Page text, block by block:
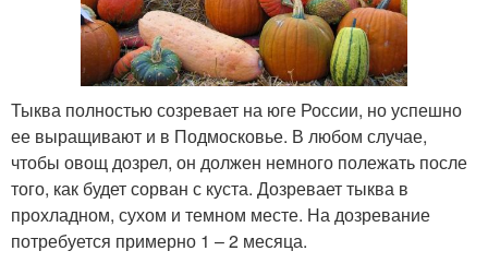
Тыква полностью созревает на юге России, но успешно
ее выращивают и в Подмосковье. В любом случае,
чтобы овощ дозрел, он должен немного полежать после
того, как будет сорван с куста. Дозревает тыква в
прохладном, сухом и темном месте. На дозревание
потребуется примерно 1 – 2 месяца.